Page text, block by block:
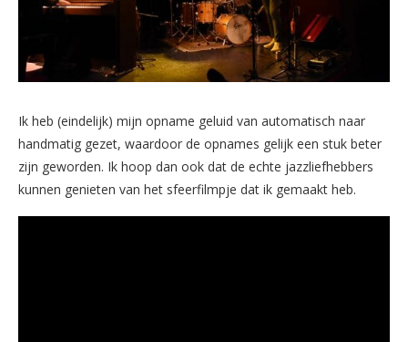
Ik heb (eindelijk) mijn opname geluid van automatisch naar
handmatig gezet, waardoor de opnames gelijk een stuk beter
zijn geworden. Ik hoop dan ook dat de echte jazzliefhebbers
kunnen genieten van het sfeerfilmpje dat ik gemaakt heb.